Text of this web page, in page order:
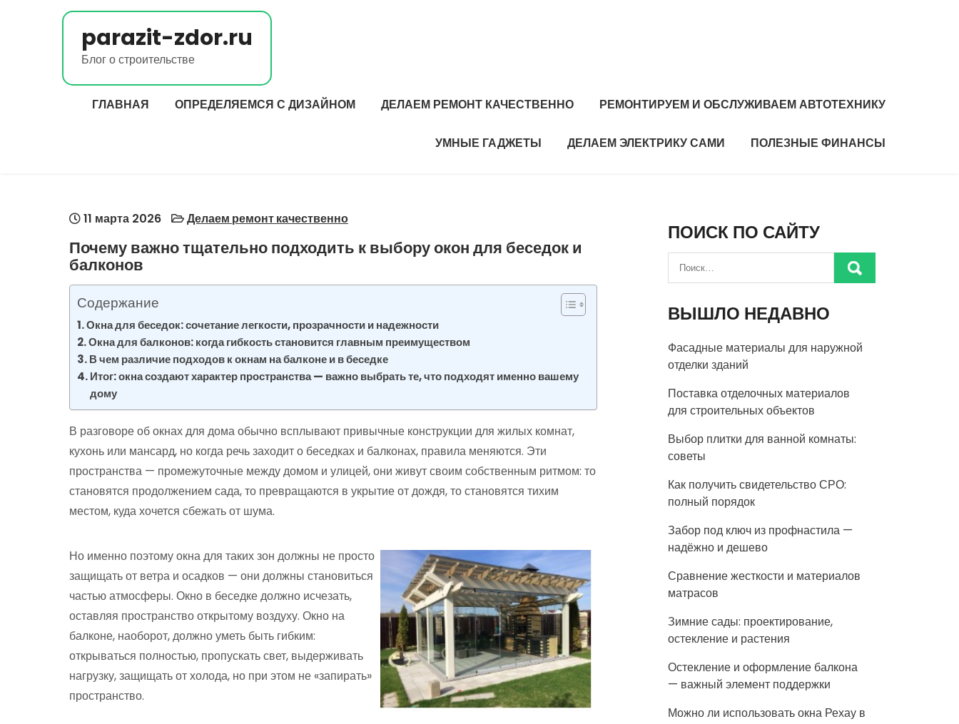
parazit-zdor.ru
Блог о строительстве
ГЛАВНАЯ ОПРЕДЕЛЯЕМСЯ С ДИЗАЙНОМ ДЕЛАЕМ РЕМОНТ КАЧЕСТВЕННО РЕМОНТИРУЕМ И ОБСЛУЖИВАЕМ АВТОТЕХНИКУ
УМНЫЕ ГАДЖЕТЫ ДЕЛАЕМ ЭЛЕКТРИКУ САМИ ПОЛЕЗНЫЕ ФИНАНСЫ
11 марта 2026 Делаем ремонт качественно
Почему важно тщательно подходить к выбору окон для беседок и
балконов
Содержание
Окна для беседок: сочетание легкости, прозрачности и надежности
Окна для балконов: когда гибкость становится главным преимуществом
В чем различие подходов к окнам на балконе и в беседке
Итог: окна создают характер пространства — важно выбрать те, что подходят именно вашему
дому
В разговоре об окнах для дома обычно всплывают привычные конструкции для жилых комнат,
кухонь или мансард, но когда речь заходит о беседках и балконах, правила меняются. Эти
пространства — промежуточные между домом и улицей, они живут своим собственным ритмом: то
становятся продолжением сада, то превращаются в укрытие от дождя, то становятся тихим
местом, куда хочется сбежать от шума.
Но именно поэтому окна для таких зон должны не просто
защищать от ветра и осадков — они должны становиться
частью атмосферы. Окно в беседке должно исчезать,
оставляя пространство открытому воздуху. Окно на
балконе, наоборот, должно уметь быть гибким:
открываться полностью, пропускать свет, выдерживать
нагрузку, защищать от холода, но при этом не «запирать»
пространство.
ПОИСК ПО САЙТУ
ВЫШЛО НЕДАВНО
Фасадные материалы для наружной
отделки зданий
Поставка отделочных материалов
для строительных объектов
Выбор плитки для ванной комнаты:
советы
Как получить свидетельство СРО:
полный порядок
Забор под ключ из профнастила —
надёжно и дешево
Сравнение жесткости и материалов
матрасов
Зимние сады: проектирование,
остекление и растения
Остекление и оформление балкона
— важный элемент поддержки
Можно ли использовать окна Рехау в